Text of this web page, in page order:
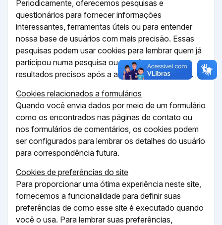
Periodicamente, oferecemos pesquisas e
questionários para fornecer informações
interessantes, ferramentas úteis ou para entender
nossa base de usuários com mais precisão. Essas
pesquisas podem usar cookies para lembrar quem já
participou numa pesquisa ou para fornecer
resultados precisos após a alteração das páginas.
Cookies relacionados a formulários
Quando você envia dados por meio de um formulário
como os encontrados nas páginas de contato ou
nos formulários de comentários, os cookies podem
ser configurados para lembrar os detalhes do usuário
para correspondência futura.
Cookies de preferências do site
Para proporcionar uma ótima experiência neste site,
fornecemos a funcionalidade para definir suas
preferências de como esse site é executado quando
você o usa. Para lembrar suas preferências,